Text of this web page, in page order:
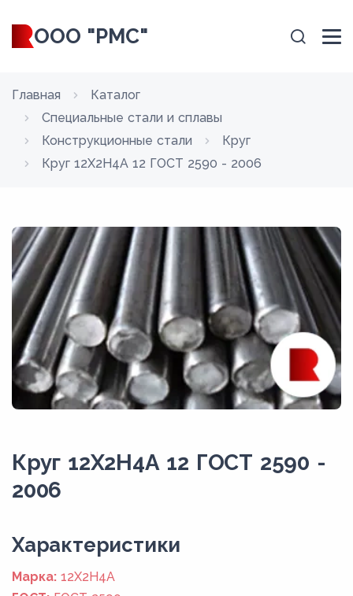
ООО "РМС"
Главная
Каталог
Специальные стали и сплавы
Конструкционные стали
Круг
Круг 12Х2Н4А 12 ГОСТ 2590 - 2006
Круг 12Х2Н4А 12 ГОСТ 2590 -
2006
Xарактеристики
Марка: 12Х2Н4А